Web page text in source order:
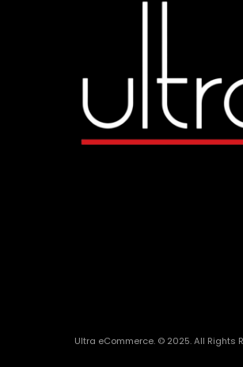
Ultra eCommerce. © 2025. All Rights